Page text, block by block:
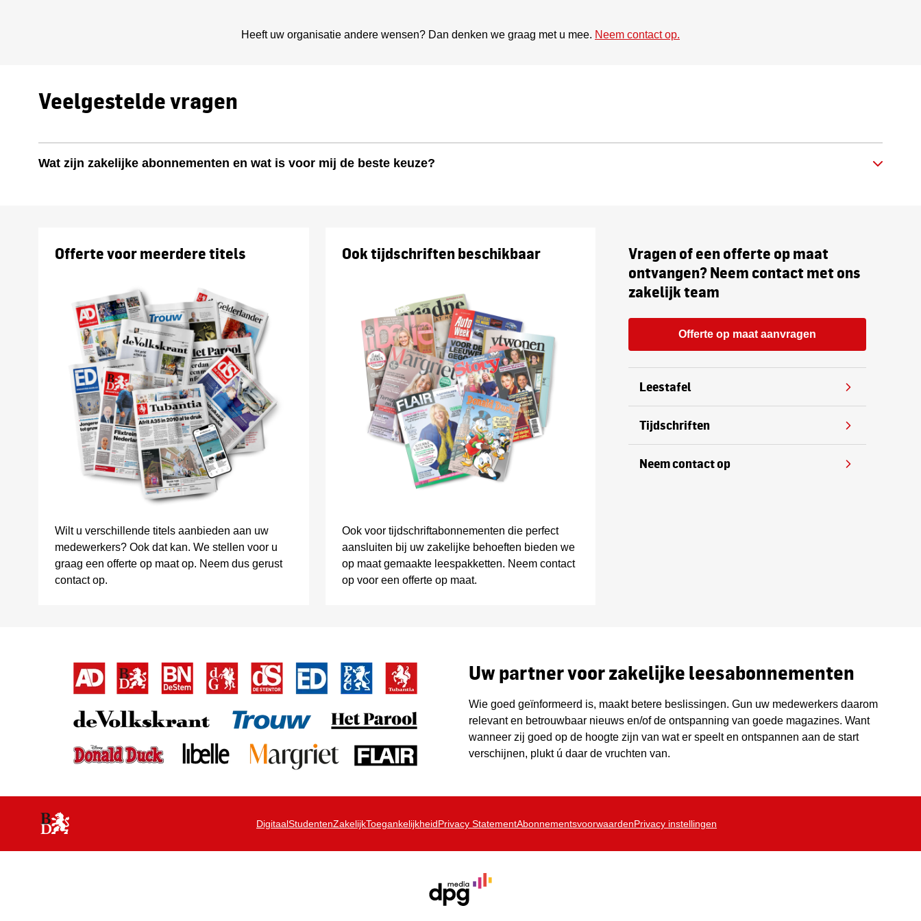
Heeft uw organisatie andere wensen? Dan denken we graag met u mee. Neem contact op.
Veelgestelde vragen
Wat zijn zakelijke abonnementen en wat is voor mij de beste keuze?
Offerte voor meerdere titels
Wilt u verschillende titels aanbieden aan uw
medewerkers? Ook dat kan. We stellen voor u
graag een offerte op maat op. Neem dus gerust
contact op.
Ook tijdschriften beschikbaar
Ook voor tijdschriftabonnementen die perfect
aansluiten bij uw zakelijke behoeften bieden we
op maat gemaakte leespakketten. Neem contact
op voor een offerte op maat.
Vragen of een offerte op maat
ontvangen? Neem contact met ons
zakelijk team
Offerte op maat aanvragen
Leestafel
Tijdschriften
Neem contact op
Uw partner voor zakelijke leesabonnementen
Wie goed geïnformeerd is, maakt betere beslissingen. Gun uw medewerkers daarom
relevant en betrouwbaar nieuws en/of de ontspanning van goede magazines. Want
wanneer zij goed op de hoogte zijn van wat er speelt en ontspannen aan de start
verschijnen, plukt ú daar de vruchten van.
DigitaalStudentenZakelijkToegankelijkheidPrivacy StatementAbonnementsvoorwaardenPrivacy instellingen